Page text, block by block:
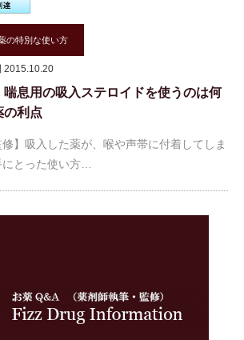
の特別な使い方
2015.10.20
息用の吸入ステロイドを使うのは何
の利点
修】吸入した薬が、喉や声帯に付着してしま
にとった使い方…